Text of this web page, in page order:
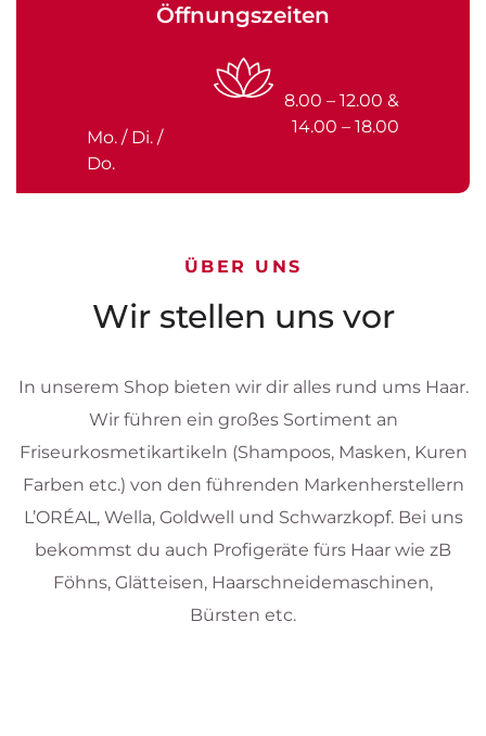
Öffnungszeiten
Mo. / Di. /
Do.
8.00 – 12.00 &
14.00 – 18.00
ÜBER UNS
Wir stellen uns vor
In unserem Shop bieten wir dir alles rund ums Haar.
Wir führen ein großes Sortiment an
Friseurkosmetikartikeln (Shampoos, Masken, Kuren
Farben etc.) von den führenden Markenherstellern
L’ORÉAL, Wella, Goldwell und Schwarzkopf. Bei uns
bekommst du auch Profigeräte fürs Haar wie zB
Föhns, Glätteisen, Haarschneidemaschinen,
Bürsten etc.